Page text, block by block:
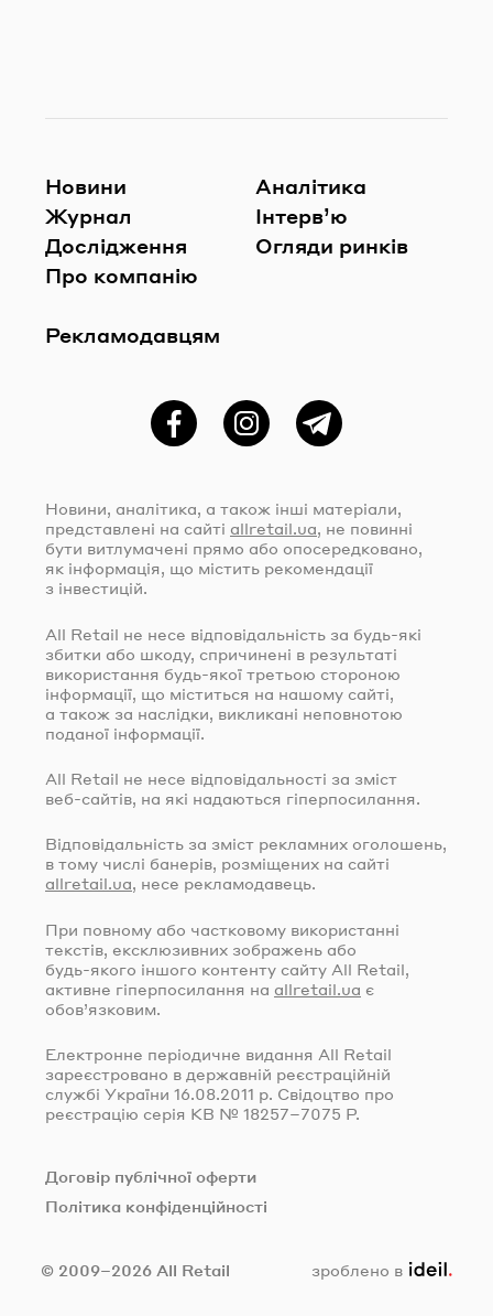
Новини
Журнал
Дослідження
Про компанію
Рекламодавцям
Аналітика
Інтерв’ю
Огляди ринків
ФейсбукInstagramTelegram
Новини, аналітика, а також інші матеріали,
представлені на сайті allretail.ua, не повинні
бути витлумачені прямо або опосередковано,
як інформація, що містить рекомендації
з інвестицій.
All Retail не несе відповідальність за будь-які
збитки або шкоду, спричинені в результаті
використання будь-якої третьою стороною
інформації, що міститься на нашому сайті,
а також за наслідки, викликані неповнотою
поданої інформації.
All Retail не несе відповідальності за зміст
веб-сайтів, на які надаються гіперпосилання.
Відповідальність за зміст рекламних оголошень,
в тому числі банерів, розміщених на сайті
allretail.ua, несе рекламодавець.
При повному або частковому використанні
текстів, ексклюзивних зображень або
будь-якого іншого контенту сайту All Retail,
активне гіперпосилання на allretail.ua є
обов’язковим.
Електронне періодичне видання All Retail
зареєстровано в державній реєстраційній
службі України 16.08.2011 р. Свідоцтво про
реєстрацію серія КВ № 18257–7075 Р.
Договір публічної оферти
Політика конфіденційності
© 2009–2026 All Retail зроблено в ideil.